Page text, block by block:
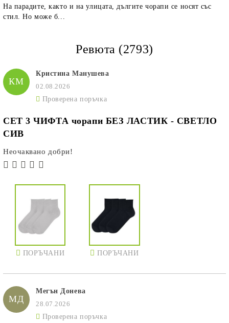
На парадите, както и на улицата, дългите чорапи се носят със
стил. Но може б...
Ревюта (2793)
КМ
Кристина Манушева
02.08.2026
Проверена поръчка
СЕТ 3 ЧИФТА чорапи БЕЗ ЛАСТИК - СВЕТЛО
СИВ
Неочаквано добри!
ПОРЪЧАНИ ПОРЪЧАНИ
МД
Мегън Донева
28.07.2026
Проверена поръчка